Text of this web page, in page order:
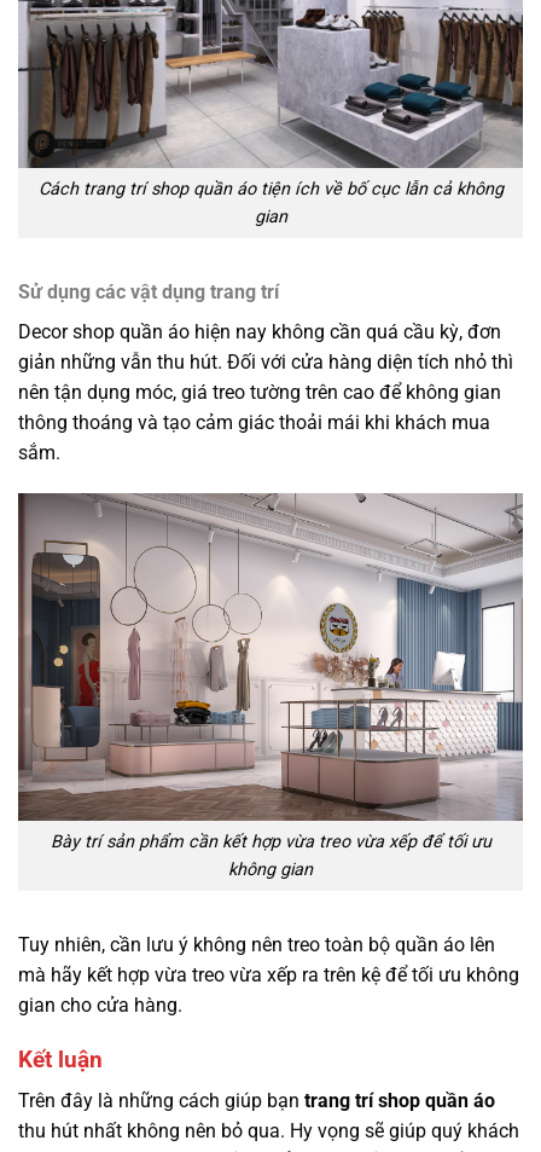
Cách trang trí shop quần áo tiện ích về bố cục lẫn cả không
gian
Sử dụng các vật dụng trang trí
Decor shop quần áo hiện nay không cần quá cầu kỳ, đơn
giản những vẫn thu hút. Đối với cửa hàng diện tích nhỏ thì
nên tận dụng móc, giá treo tường trên cao để không gian
thông thoáng và tạo cảm giác thoải mái khi khách mua
sắm.
Bày trí sản phẩm cần kết hợp vừa treo vừa xếp để tối ưu
không gian
Tuy nhiên, cần lưu ý không nên treo toàn bộ quần áo lên
mà hãy kết hợp vừa treo vừa xếp ra trên kệ để tối ưu không
gian cho cửa hàng.
Kết luận
Trên đây là những cách giúp bạn trang trí shop quần áo
thu hút nhất không nên bỏ qua. Hy vọng sẽ giúp quý khách